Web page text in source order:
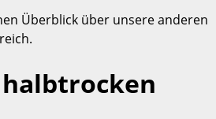
Überblick über unsere anderen